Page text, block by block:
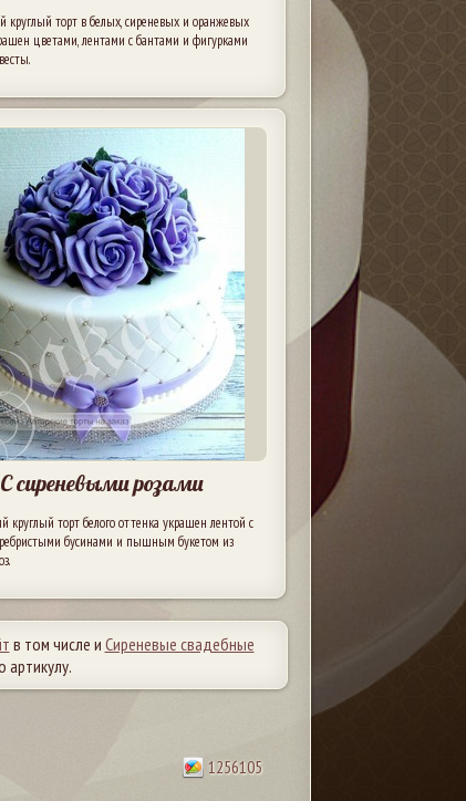
круглый торт в белых, сиреневых и оранжевых
цветами, лентами с бантами и фигурками
С сиреневыми розами
круглый торт белого оттенка украшен лентой с
бусинами и пышным букетом из
в том числе и Сиреневые свадебные
артикулу.
1256105